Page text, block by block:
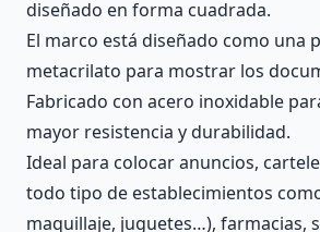
diseñado en forma cuadrada.
El marco está diseñado como una
metacrilato para mostrar los
Fabricado con acero inoxidable
mayor resistencia y durabilidad.
Ideal para colocar anuncios,
todo tipo de establecimientos
maquillaje, juguetes…), farmacias,